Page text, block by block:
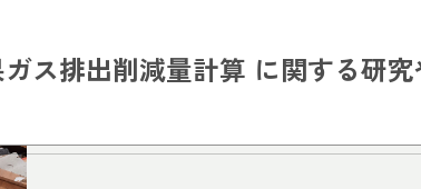
ス排出削減量計算 に関する研